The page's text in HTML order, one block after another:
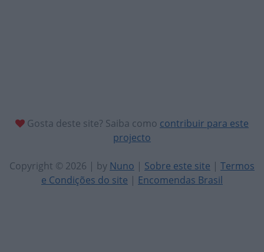
Gosta deste site? Saiba como contribuir para este
projecto
Copyright © 2026 | by Nuno | Sobre este site | Termos
e Condições do site | Encomendas Brasil